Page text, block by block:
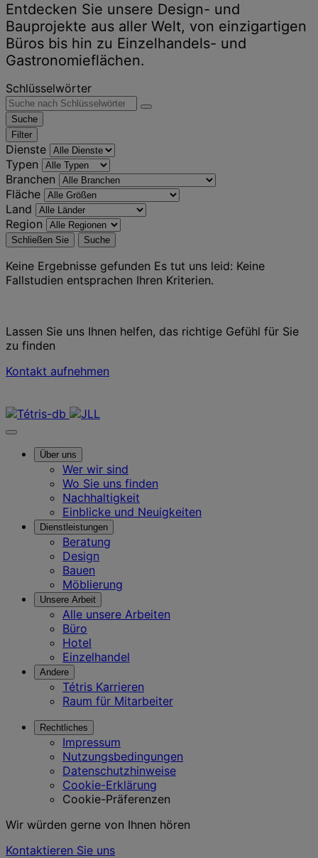
Entdecken Sie unsere Design- und
Bauprojekte aus aller Welt, von einzigartigen
Büros bis hin zu Einzelhandels- und
Gastronomieflächen.
Schlüsselwörter
Suche
Filter
Dienste
Typen
Branchen
Fläche
Land
Region
Schließen Sie Suche
Keine Ergebnisse gefunden Es tut uns leid: Keine
Fallstudien entsprachen Ihren Kriterien.
Lassen Sie uns Ihnen helfen, das richtige Gefühl für Sie
zu finden
Kontakt aufnehmen
Über uns
Wer wir sind
Wo Sie uns finden
Nachhaltigkeit
Einblicke und Neuigkeiten
Dienstleistungen
Beratung
Design
Bauen
Möblierung
Unsere Arbeit
Alle unsere Arbeiten
Büro
Hotel
Einzelhandel
Andere
Tétris Karrieren
Raum für Mitarbeiter
Rechtliches
Impressum
Nutzungsbedingungen
Datenschutzhinweise
Cookie-Erklärung
Cookie-Präferenzen
Wir würden gerne von Ihnen hören
Kontaktieren Sie uns